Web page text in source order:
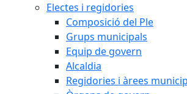
Electes i regidories
Composició del Ple
Grups municipals
Equip de govern
Alcaldia
Regidories i àrees